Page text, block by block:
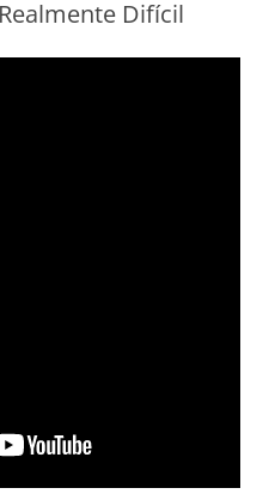
Difícil